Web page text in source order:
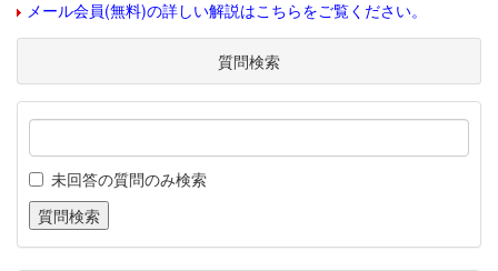
メール会員(無料)の詳しい解説はこちらをご覧ください。
質問検索
未回答の質問のみ検索